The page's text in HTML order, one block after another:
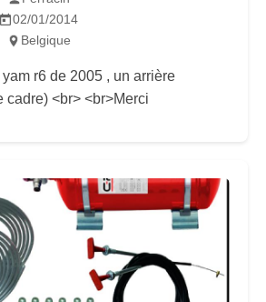
02/01/2014
Belgique
r6 de 2005 , un arrière
cadre) <br> <br>Merci